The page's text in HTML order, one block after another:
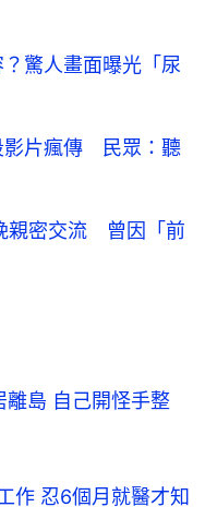
驚人畫面曝光「尿
影片瘋傳 民眾：聽
親密交流 曾因「前
島 自己開怪手整
作 忍6個月就醫才知